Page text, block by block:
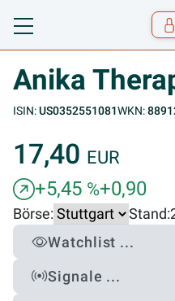
Toggle navigation
Anika
ISIN:US0352551081WKN:
17,40 EUR
+5,45 %+0,90
Börse: Stand:
Watchlist ...
Signale ...